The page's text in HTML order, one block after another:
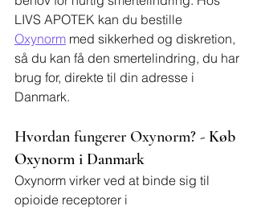
LIVS APOTEK kan du bestille
Oxynorm med sikkerhed og diskretion,
så du kan få den smertelindring, du har
brug for, direkte til din adresse i
Danmark.
Hvordan fungerer Oxynorm? - Køb
Oxynorm i Danmark
Oxynorm virker ved at binde sig til
opioide receptorer i